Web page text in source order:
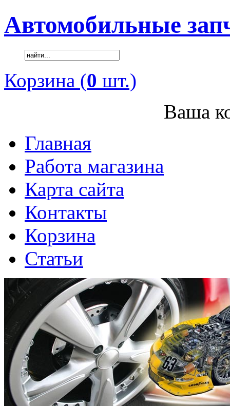
Автомобильные
Корзина (0 шт.)
Ваша
Главная
Работа магазина
Карта сайта
Контакты
Корзина
Статьи